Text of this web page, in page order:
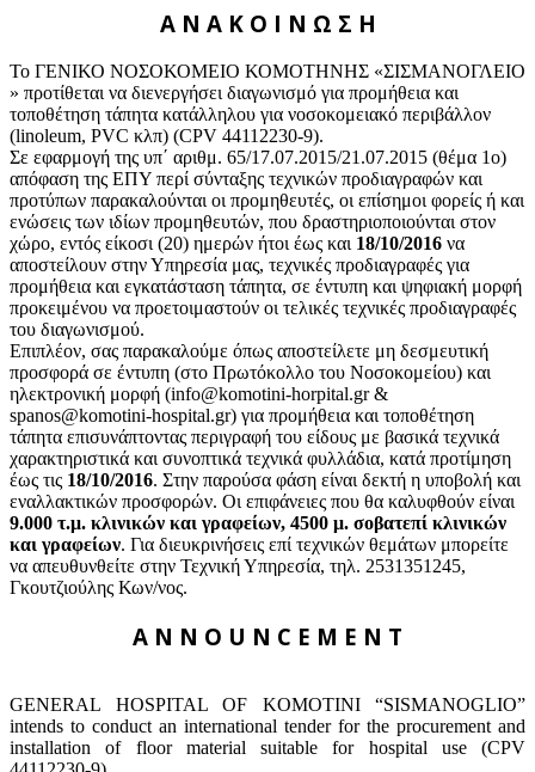
Α Ν Α Κ Ο Ι Ν Ω Σ Η
Το ΓΕΝΙΚΟ ΝΟΣΟΚΟΜΕΙΟ ΚΟΜΟΤΗΝΗΣ «ΣΙΣΜΑΝΟΓΛΕΙΟ
» προτίθεται να διενεργήσει διαγωνισμό για προμήθεια και
τοποθέτηση τάπητα κατάλληλου για νοσοκομειακό περιβάλλον
(linoleum, PVC κλπ) (CPV 44112230-9).
Σε εφαρμογή της υπ΄ αριθμ. 65/17.07.2015/21.07.2015 (θέμα 1ο)
απόφαση της ΕΠΥ περί σύνταξης τεχνικών προδιαγραφών και
προτύπων παρακαλούνται οι προμηθευτές, οι επίσημοι φορείς ή και
ενώσεις των ιδίων προμηθευτών, που δραστηριοποιούνται στον
χώρο, εντός είκοσι (20) ημερών ήτοι έως και 18/10/2016 να
αποστείλουν στην Υπηρεσία μας, τεχνικές προδιαγραφές για
προμήθεια και εγκατάσταση τάπητα, σε έντυπη και ψηφιακή μορφή
προκειμένου να προετοιμαστούν οι τελικές τεχνικές προδιαγραφές
του διαγωνισμού.
Επιπλέον, σας παρακαλούμε όπως αποστείλετε μη δεσμευτική
προσφορά σε έντυπη (στο Πρωτόκολλο του Νοσοκομείου) και
ηλεκτρονική μορφή (info@komotini-horpital.gr &
spanos@komotini-hospital.gr) για προμήθεια και τοποθέτηση
τάπητα επισυνάπτοντας περιγραφή του είδους με βασικά τεχνικά
χαρακτηριστικά και συνοπτικά τεχνικά φυλλάδια, κατά προτίμηση
έως τις 18/10/2016. Στην παρούσα φάση είναι δεκτή η υποβολή και
εναλλακτικών προσφορών. Οι επιφάνειες που θα καλυφθούν είναι
9.000 τ.μ. κλινικών και γραφείων, 4500 μ. σοβατεπί κλινικών
και γραφείων. Για διευκρινήσεις επί τεχνικών θεμάτων μπορείτε
να απευθυνθείτε στην Τεχνική Υπηρεσία, τηλ. 2531351245,
Γκουτζιούλης Κων/νος.
A N N O U N C E M E N T
GENERAL HOSPITAL OF KOMOTINI “SISMANOGLIO”
intends to conduct an international tender for the procurement and
installation of floor material suitable for hospital use (CPV